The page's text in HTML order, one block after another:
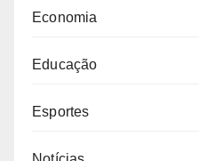
Economia
Educação
Esportes